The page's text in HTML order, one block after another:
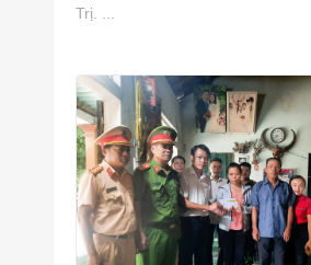
Trị. ...